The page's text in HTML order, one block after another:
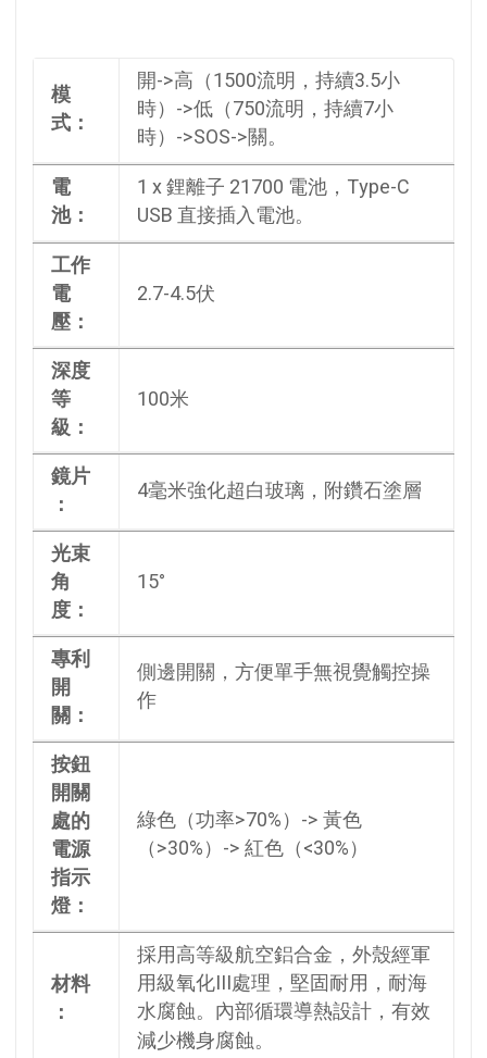
模
式：
開->高（1500流明，持續3.5小
時）->低（750流明，持續7小
時）->SOS->關。
電
池：
1 x 鋰離子 21700 電池，Type-C
USB 直接插入電池。
工作
電
壓：
2.7-4.5伏
深度
等
級：
100米
鏡片
：
4毫米強化超白玻璃，附鑽石塗層
光束
角
度：
15°
專利
開
關：
側邊開關，方便單手無視覺觸控操
作
按鈕
開關
處的
電源
指示
燈：
綠色（功率>70%）-> 黃色
（>30%）-> 紅色（<30%）
材料
：
採用高等級航空鋁合金，外殼經軍
用級氧化III處理，堅固耐用，耐海
水腐蝕。內部循環導熱設計，有效
減少機身腐蝕。